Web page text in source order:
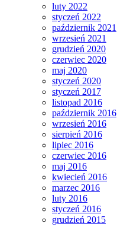
luty 2022
styczeń 2022
październik 2021
wrzesień 2021
grudzień 2020
czerwiec 2020
maj 2020
styczeń 2020
styczeń 2017
listopad 2016
październik 2016
wrzesień 2016
sierpień 2016
lipiec 2016
czerwiec 2016
maj 2016
kwiecień 2016
marzec 2016
luty 2016
styczeń 2016
grudzień 2015